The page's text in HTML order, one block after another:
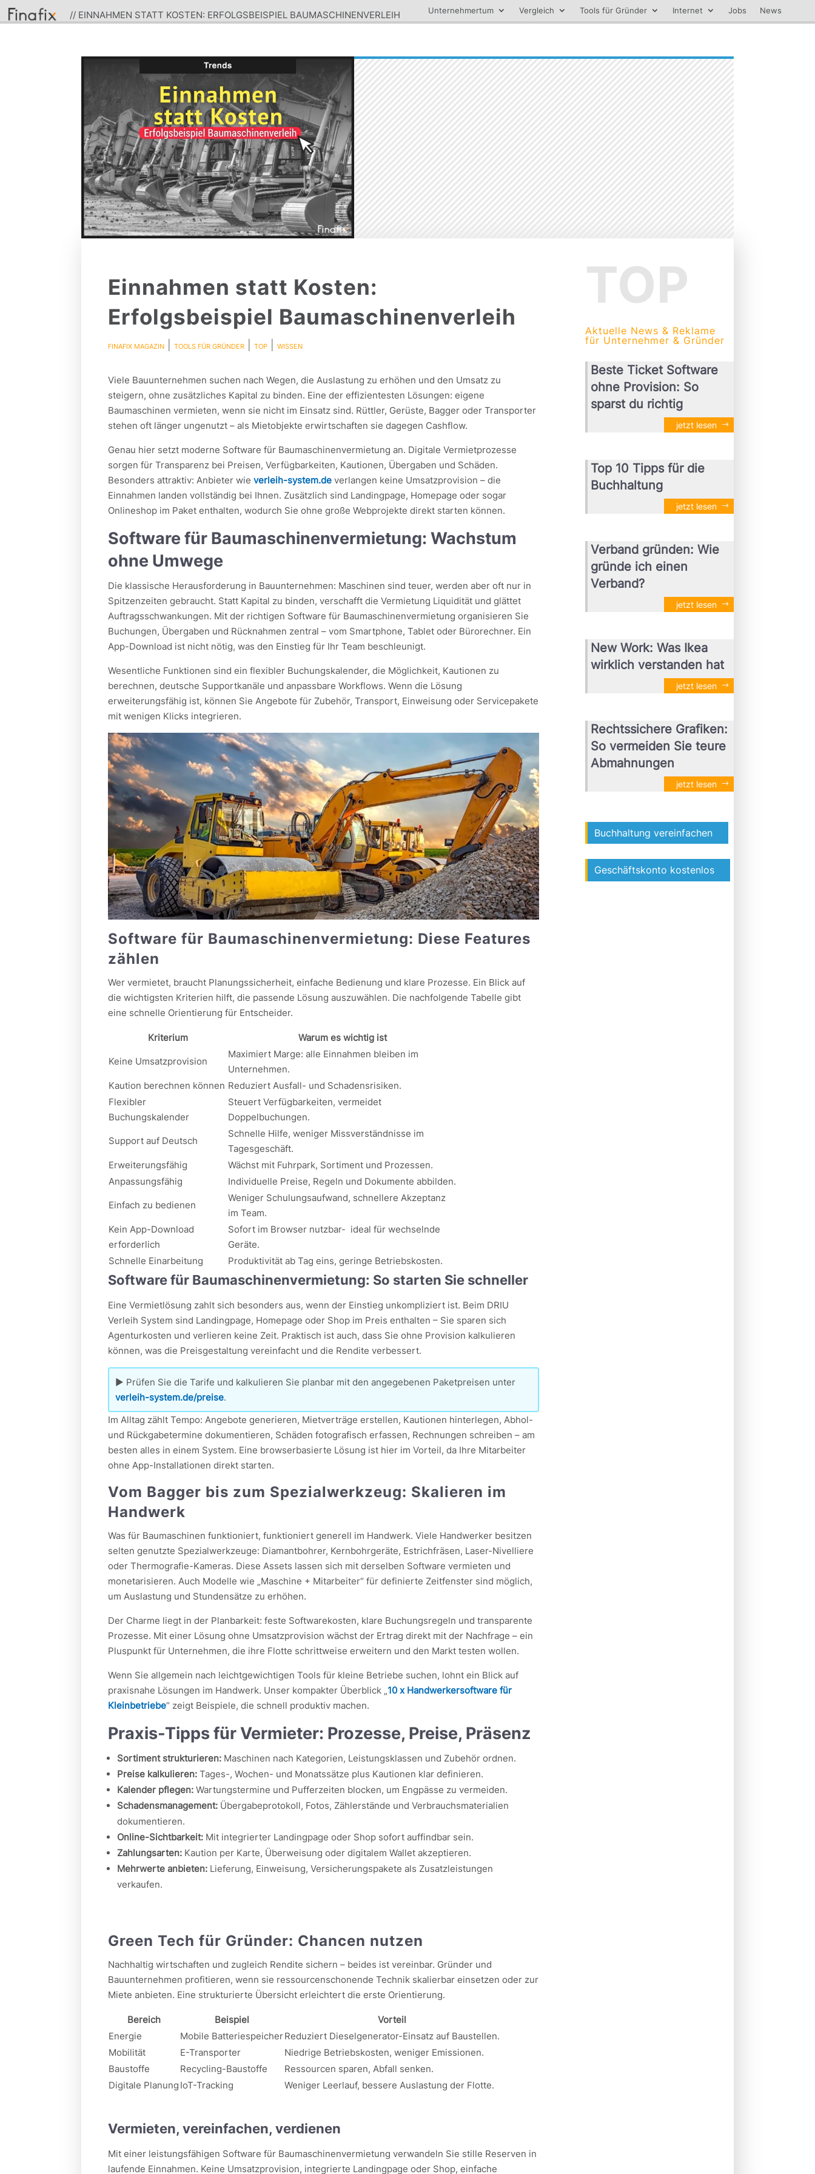
// EINNAHMEN STATT KOSTEN: ERFOLGSBEISPIEL BAUMASCHINENVERLEIH Unternehmertum Vergleich Tools für Gründer Internet Jobs News
Einnahmen statt Kosten:
Erfolgsbeispiel Baumaschinenverleih
FINAFIX MAGAZIN |TOOLS FÜR GRÜNDER |TOP |WISSEN
Viele Bauunternehmen suchen nach Wegen, die Auslastung zu erhöhen und den Umsatz zu
steigern, ohne zusätzliches Kapital zu binden. Eine der effizientesten Lösungen: eigene
Baumaschinen vermieten, wenn sie nicht im Einsatz sind. Rüttler, Gerüste, Bagger oder Transporter
stehen oft länger ungenutzt – als Mietobjekte erwirtschaften sie dagegen Cashflow.
Genau hier setzt moderne Software für Baumaschinenvermietung an. Digitale Vermietprozesse
sorgen für Transparenz bei Preisen, Verfügbarkeiten, Kautionen, Übergaben und Schäden.
Besonders attraktiv: Anbieter wieverleih-system.de verlangen keine Umsatzprovision – die
Einnahmen landen vollständig bei Ihnen. Zusätzlich sind Landingpage, Homepage oder sogar
Onlineshop im Paket enthalten, wodurch Sie ohne große Webprojekte direkt starten können.
Software für Baumaschinenvermietung: Wachstum
ohne Umwege
Die klassische Herausforderung in Bauunternehmen: Maschinen sind teuer, werden aber oft nur in
Spitzenzeiten gebraucht. Statt Kapital zu binden, verschafft die Vermietung Liquidität und glättet
Auftragsschwankungen. Mit der richtigen Software für Baumaschinenvermietung organisieren Sie
Buchungen, Übergaben und Rücknahmen zentral – vom Smartphone, Tablet oder Bürorechner. Ein
App-Download ist nicht nötig, was den Einstieg für Ihr Team beschleunigt.
Wesentliche Funktionen sind ein flexibler Buchungskalender, die Möglichkeit, Kautionen zu
berechnen, deutsche Supportkanäle und anpassbare Workflows. Wenn die Lösung
erweiterungsfähig ist, können Sie Angebote für Zubehör, Transport, Einweisung oder Servicepakete
mit wenigen Klicks integrieren.
Software für Baumaschinenvermietung: Diese Features
zählen
Wer vermietet, braucht Planungssicherheit, einfache Bedienung und klare Prozesse. Ein Blick auf
die wichtigsten Kriterien hilft, die passende Lösung auszuwählen. Die nachfolgende Tabelle gibt
eine schnelle Orientierung für Entscheider.
Kriterium Warum es wichtig ist
Keine Umsatzprovision
Maximiert Marge: alle Einnahmen bleiben im
Unternehmen.
Kaution berechnen können Reduziert Ausfall- und Schadensrisiken.
Flexibler
Buchungskalender
Steuert Verfügbarkeiten, vermeidet
Doppelbuchungen.
Support auf Deutsch
Schnelle Hilfe, weniger Missverständnisse im
Tagesgeschäft.
Erweiterungsfähig
Wächst mit Fuhrpark, Sortiment und Prozessen.
Anpassungsfähig
Individuelle Preise, Regeln und Dokumente abbilden.
Einfach zu bedienen
Weniger Schulungsaufwand, schnellere Akzeptanz
im Team.
Kein App-Download
erforderlich
Sofort im Browser nutzbar- ideal für wechselnde
Geräte.
Schnelle Einarbeitung
Produktivität ab Tag eins, geringe Betriebskosten.
Software für Baumaschinenvermietung: So starten Sie schneller
Eine Vermietlösung zahlt sich besonders aus, wenn der Einstieg unkompliziert ist. Beim DRIU
Verleih System sind Landingpage, Homepage oder Shop im Preis enthalten – Sie sparen sich
Agenturkosten und verlieren keine Zeit. Praktisch ist auch, dass Sie ohne Provision kalkulieren
können, was die Preisgestaltung vereinfacht und die Rendite verbessert.
▶ Prüfen Sie die Tarife und kalkulieren Sie planbar mit den angegebenen Paketpreisen unter
verleih-system.de/preise.
Im Alltag zählt Tempo: Angebote generieren, Mietverträge erstellen, Kautionen hinterlegen, Abhol-
und Rückgabetermine dokumentieren, Schäden fotografisch erfassen, Rechnungen schreiben – am
besten alles in einem System. Eine browserbasierte Lösung ist hier im Vorteil, da Ihre Mitarbeiter
ohne App-Installationen direkt starten.
Vom Bagger bis zum Spezialwerkzeug: Skalieren im
Handwerk
Was für Baumaschinen funktioniert, funktioniert generell im Handwerk. Viele Handwerker besitzen
selten genutzte Spezialwerkzeuge: Diamantbohrer, Kernbohrgeräte, Estrichfräsen, Laser-Nivelliere
oder Thermografie-Kameras. Diese Assets lassen sich mit derselben Software vermieten und
monetarisieren. Auch Modelle wie „Maschine + Mitarbeiter“ für definierte Zeitfenster sind möglich,
um Auslastung und Stundensätze zu erhöhen.
Der Charme liegt in der Planbarkeit: feste Softwarekosten, klare Buchungsregeln und transparente
Prozesse. Mit einer Lösung ohne Umsatzprovision wächst der Ertrag direkt mit der Nachfrage – ein
Pluspunkt für Unternehmen, die ihre Flotte schrittweise erweitern und den Markt testen wollen.
Wenn Sie allgemein nach leichtgewichtigen Tools für kleine Betriebe suchen, lohnt ein Blick auf
praxisnahe Lösungen im Handwerk. Unser kompakter Überblick „10 x Handwerkersoftware für
Kleinbetriebe“ zeigt Beispiele, die schnell produktiv machen.
Praxis-Tipps für Vermieter: Prozesse, Preise, Präsenz
Sortiment strukturieren: Maschinen nach Kategorien, Leistungsklassen und Zubehör ordnen.
Preise kalkulieren: Tages-, Wochen- und Monatssätze plus Kautionen klar definieren.
Kalender pflegen: Wartungstermine und Pufferzeiten blocken, um Engpässe zu vermeiden.
Schadensmanagement: Übergabeprotokoll, Fotos, Zählerstände und Verbrauchsmaterialien
dokumentieren.
Online-Sichtbarkeit: Mit integrierter Landingpage oder Shop sofort auffindbar sein.
Zahlungsarten: Kaution per Karte, Überweisung oder digitalem Wallet akzeptieren.
Mehrwerte anbieten: Lieferung, Einweisung, Versicherungspakete als Zusatzleistungen
verkaufen.
Green Tech für Gründer: Chancen nutzen
Nachhaltig wirtschaften und zugleich Rendite sichern – beides ist vereinbar. Gründer und
Bauunternehmen profitieren, wenn sie ressourcenschonende Technik skalierbar einsetzen oder zur
Miete anbieten. Eine strukturierte Übersicht erleichtert die erste Orientierung.
Bereich Beispiel
Vorteil
Energie
Mobile BatteriespeicherReduziert Dieselgenerator-Einsatz auf Baustellen.
Mobilität
E-Transporter
Niedrige Betriebskosten, weniger Emissionen.
Baustoffe
Recycling-Baustoffe
Ressourcen sparen, Abfall senken.
Digitale Planung IoT-Tracking Weniger Leerlauf, bessere Auslastung der Flotte.
Vermieten, vereinfachen, verdienen
Mit einer leistungsfähigen Software für Baumaschinenvermietung verwandeln Sie stille Reserven in
laufende Einnahmen. Keine Umsatzprovision, integrierte Landingpage oder Shop, einfache
TOP
Aktuelle News & Reklame
für Unternehmer & Gründer
Beste Ticket Software
ohne Provision: So
sparst du richtig
jetzt lesen
Top 10 Tipps für die
Buchhaltung
jetzt lesen
Verband gründen: Wie
gründe ich einen
Verband?
jetzt lesen
New Work: Was Ikea
wirklich verstanden hat
jetzt lesen
Rechtssichere Grafiken:
So vermeiden Sie teure
Abmahnungen
jetzt lesen
Buchhaltung vereinfachen
Geschäftskonto kostenlos